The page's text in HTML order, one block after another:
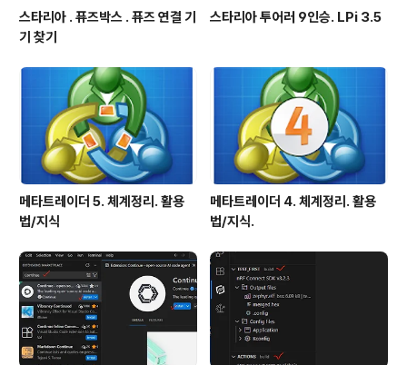
스타리아 . 퓨즈박스 . 퓨즈 연결 기
기 찾기
스타리아 투어러 9인승. LPi 3.5
메타트레이더 5. 체계정리. 활용
법/지식
메타트레이더 4. 체계정리. 활용
법/지식.